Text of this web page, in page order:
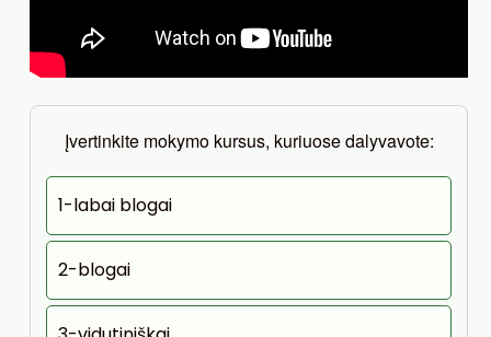
Įvertinkite mokymo kursus, kuriuose dalyvavote:
1-labai blogai
2-blogai